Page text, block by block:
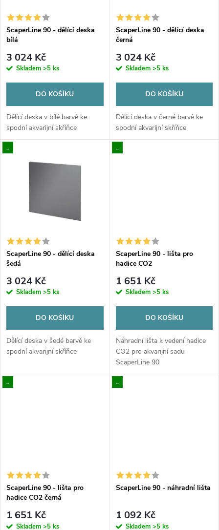
í
p
r
o
d
u
k
s
p
r
d
u
ScaperLine 90 - dělící deska
bílá
3 024 Kč
Skladem >5 ks
DO KOŠÍKU
Dělící deska v bílé barvě ke
spodní akvarijní skříňce
ScaperLine 90 - dělící deska
černá
3 024 Kč
Skladem >5 ks
DO KOŠÍKU
Dělící deska v černé barvě ke
spodní akvarijní skříňce
..
ScaperLine 90 - dělící deska
šedá
3 024 Kč
Skladem >5 ks
DO KOŠÍKU
Dělící deska v šedé barvě ke
spodní akvarijní skříňce
..
ScaperLine 90 - lišta pro
hadice CO2
1 651 Kč
Skladem >5 ks
DO KOŠÍKU
Náhradní lišta k vedení hadice
CO2 pro akvarijní sadu
ScaperLine 90
..
ScaperLine 90 - lišta pro
hadice CO2 černá
1 651 Kč
Skladem >5 ks
..
ScaperLine 90 - náhradní lišta
1 092 Kč
Skladem >5 ks